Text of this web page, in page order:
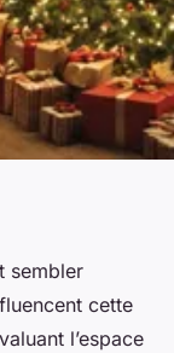
noël
sembler
cette
l’espace